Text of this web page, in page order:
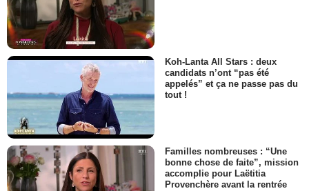
Koh-Lanta All Stars : deux
candidats n’ont “pas été
appelés” et ça ne passe pas du
tout !
Familles nombreuses : “Une
bonne chose de faite”, mission
accomplie pour Laëtitia
Provenchère avant la rentrée